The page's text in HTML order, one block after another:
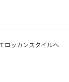
ロッカンスタイルへ